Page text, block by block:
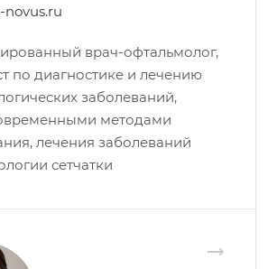
novus.ru
врач-офтальмолог,
по диагностике и лечению
заболеваний,
методами
лечения заболеваний
сетчатки